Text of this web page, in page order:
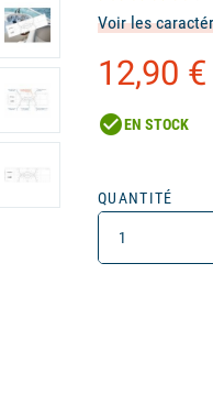
Voir les
12,90 €
check_circleEN STOCK
QUANTITÉ